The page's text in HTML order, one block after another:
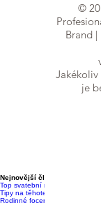
©
Brand
je
Nejnovější články
Top svatební místa v
Tipy na těhotenské focení v
Rodinné focení s dětmi: Jak na